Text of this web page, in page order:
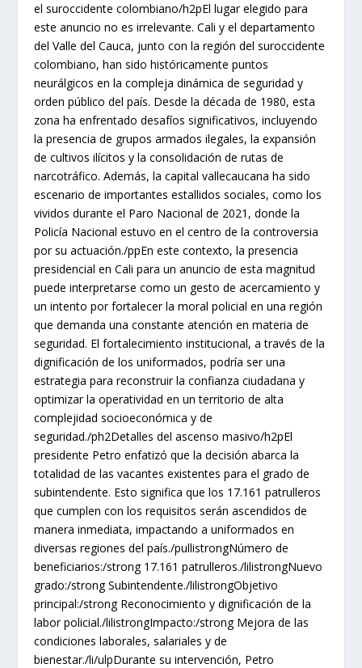
el suroccidente colombiano/h2pEl lugar elegido para
este anuncio no es irrelevante. Cali y el departamento
del Valle del Cauca, junto con la región del suroccidente
colombiano, han sido históricamente puntos
neurálgicos en la compleja dinámica de seguridad y
orden público del país. Desde la década de 1980, esta
zona ha enfrentado desafíos significativos, incluyendo
la presencia de grupos armados ilegales, la expansión
de cultivos ilícitos y la consolidación de rutas de
narcotráfico. Además, la capital vallecaucana ha sido
escenario de importantes estallidos sociales, como los
vividos durante el Paro Nacional de 2021, donde la
Policía Nacional estuvo en el centro de la controversia
por su actuación./ppEn este contexto, la presencia
presidencial en Cali para un anuncio de esta magnitud
puede interpretarse como un gesto de acercamiento y
un intento por fortalecer la moral policial en una región
que demanda una constante atención en materia de
seguridad. El fortalecimiento institucional, a través de la
dignificación de los uniformados, podría ser una
estrategia para reconstruir la confianza ciudadana y
optimizar la operatividad en un territorio de alta
complejidad socioeconómica y de
seguridad./ph2Detalles del ascenso masivo/h2pEl
presidente Petro enfatizó que la decisión abarca la
totalidad de las vacantes existentes para el grado de
subintendente. Esto significa que los 17.161 patrulleros
que cumplen con los requisitos serán ascendidos de
manera inmediata, impactando a uniformados en
diversas regiones del país./pullistrongNúmero de
beneficiarios:/strong 17.161 patrulleros./lilistrongNuevo
grado:/strong Subintendente./lilistrongObjetivo
principal:/strong Reconocimiento y dignificación de la
labor policial./lilistrongImpacto:/strong Mejora de las
condiciones laborales, salariales y de
bienestar./li/ulpDurante su intervención, Petro